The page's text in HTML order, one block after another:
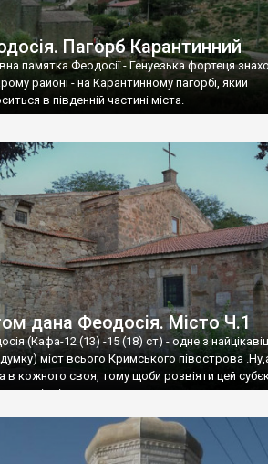
Пагорб Карантинний
памятка Феодосії - Генуезька фортеця
районі - на Карантинному пагорбі, який
в південній частині міста.
дана Феодосія. Місто Ч.1
(Кафа-12 (13) -15 (18) ст) - одне з
міст всього Кримського півострова
в кожного своя, тому щоби розвіяти цей
відвідати це